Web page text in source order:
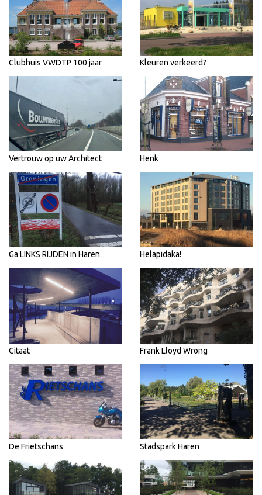
Clubhuis VWDTP 100 jaar Kleuren verkeerd?
Vertrouw op uw Architect Henk
Ga LINKS RIJDEN in Haren Helapidaka!
Citaat Frank Lloyd Wrong
De Frietschans Stadspark Haren